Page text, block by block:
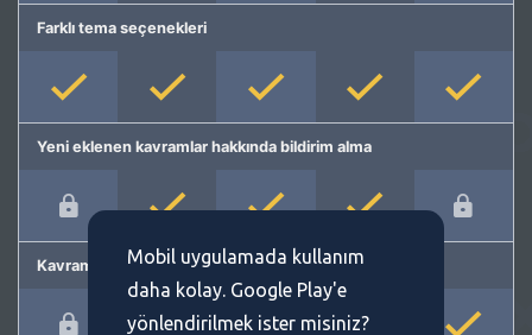
Farklı tema seçenekleri
Yeni eklenen kavramlar hakkında bildirim alma
Kavram önermeMobil uygulamada kullanım
daha kolay. Google Play'e
yönlendirilmek ister misiniz?